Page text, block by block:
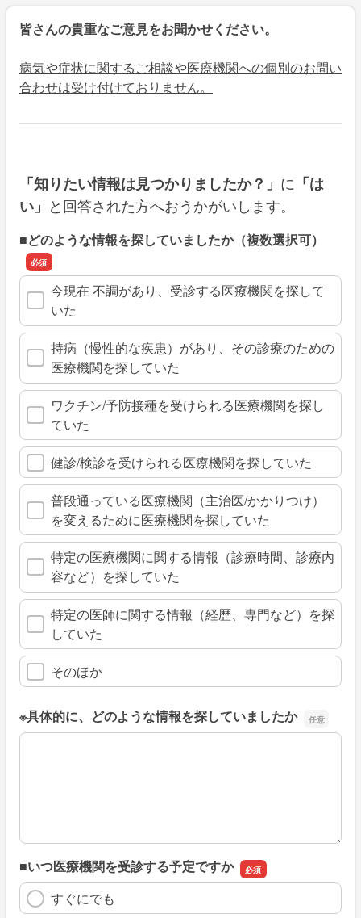
皆さんの貴重なご意見をお聞かせください。
病気や症状に関するご相談や医療機関への個別のお問い
合わせは受け付けておりません。
「知りたい情報は見つかりましたか？」 に 「は
い」 と回答された方へおうかがいします。
■どのような情報を探していましたか（複数選択可）
今現在 不調があり、受診する医療機関を探して
いた
持病（慢性的な疾患）があり、その診療のための
医療機関を探していた
ワクチン/予防接種を受けられる医療機関を探し
ていた
健診/検診を受けられる医療機関を探していた
普段通っている医療機関（主治医/かかりつけ）
を変えるために医療機関を探していた
特定の医療機関に関する情報（診療時間、診療内
容など）を探していた
特定の医師に関する情報（経歴、専門など）を探
していた
そのほか
※具体的に、どのような情報を探していましたか
※具体的に、どのような情報を探していましたか
■いつ医療機関を受診する予定ですか
すぐにでも